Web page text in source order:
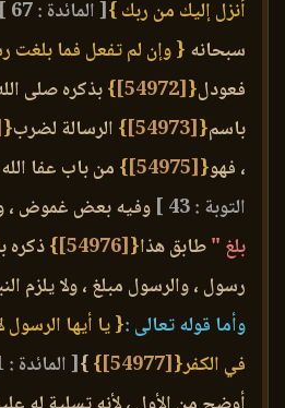
أنزل إليك من ربك }[ المائدة : 67 ]
سبحانه { وإن لم تفعل فما بلغت
فعودل{
[54972]
}بذكره صلى
باسم{
[54973]
} الرسالة لضرب{
، فهو{
[54975]
} من باب عفا
التوبة : 43 ]
وفيه بعض غموض ،
بلغ "طابق هذا{
[54976]
}ذكره
رسول ، والرسول مبلغ ، ولا يلزم
وأما قوله تعالى :{ يا أيها
في الكفر{[54977]
}
}[ المائدة : 41 ]